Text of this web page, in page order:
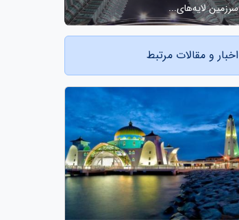
سرزمین لایه‌های...
اخبار و مقالات مرتبط